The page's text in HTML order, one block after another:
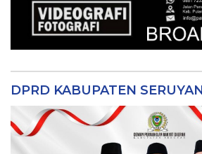
DPRD KABUPATEN